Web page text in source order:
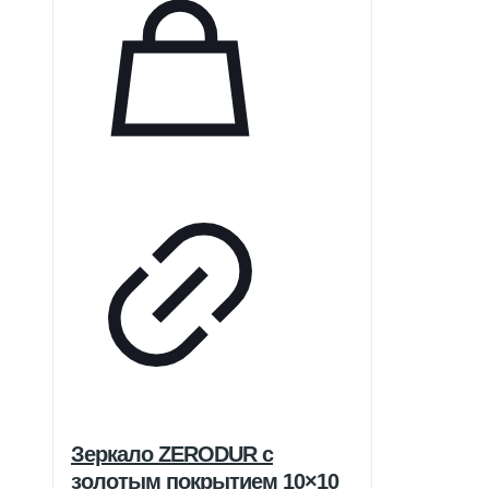
Зеркало ZERODUR с
золотым покрытием 10×10